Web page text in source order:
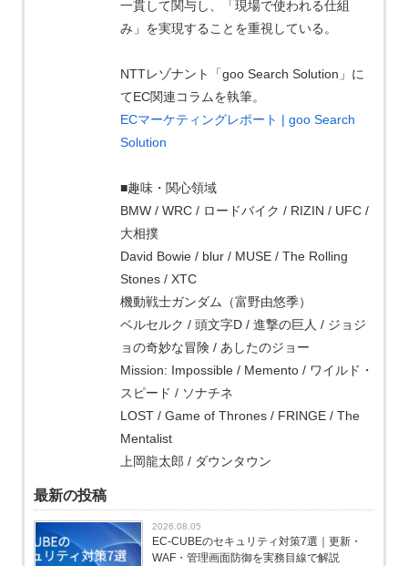
一貫して関与し、「現場で使われる仕組
み」を実現することを重視している。
NTTレゾナント「goo Search Solution」に
てEC関連コラムを執筆。
ECマーケティングレポート | goo Search
Solution
■趣味・関心領域
BMW / WRC / ロードバイク / RIZIN / UFC /
大相撲
David Bowie / blur / MUSE / The Rolling
Stones / XTC
機動戦士ガンダム（富野由悠季）
ベルセルク / 頭文字D / 進撃の巨人 / ジョジ
ョの奇妙な冒険 / あしたのジョー
Mission: Impossible / Memento / ワイルド・
スピード / ソナチネ
LOST / Game of Thrones / FRINGE / The
Mentalist
上岡龍太郎 / ダウンタウン
最新の投稿
2026.08.05
EC-CUBEのセキュリティ対策7選｜更新・
WAF・管理画面防御を実務目線で解説